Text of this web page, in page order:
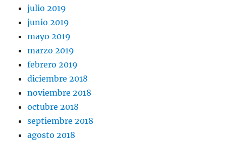
julio 2019
junio 2019
mayo 2019
marzo 2019
febrero 2019
diciembre 2018
noviembre 2018
octubre 2018
septiembre 2018
agosto 2018